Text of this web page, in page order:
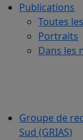
Publications
Toutes
Portraits
Dans les
Groupe de
Sud (GRIAS)